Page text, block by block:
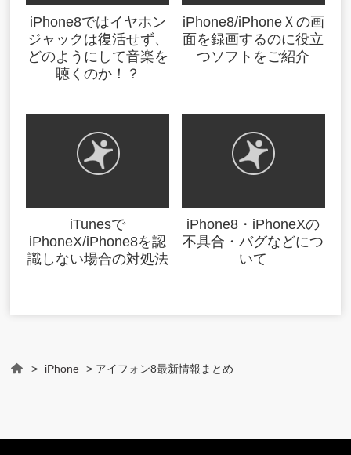
iPhone8ではイヤホン
ジャックは復活せず、
どのようにして音楽を
聴くのか！？
iPhone8/iPhoneＸの画
面を録画するのに役立
つソフトをご紹介
iTunesで
iPhoneX/iPhone8を認
識しない場合の対処法
iPhone8・iPhoneXの
不具合・バグなどにつ
いて
> iPhone > アイフォン8最新情報まとめ